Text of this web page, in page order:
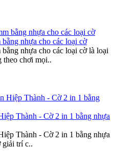
nhựa cho các loại cờ
nhựa cho các loại cờ là loại
theo chơi mọi..
Thành - Cờ 2 in 1 bằng nhựa
Thành - Cờ 2 in 1 bằng nhựa
giải trí c..